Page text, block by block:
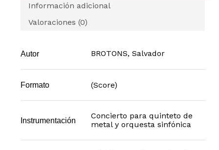
Información adicional
Valoraciones (0)
Autor BROTONS, Salvador
Formato (Score)
Instrumentación
Concierto para quinteto de
metal y orquesta sinfónica